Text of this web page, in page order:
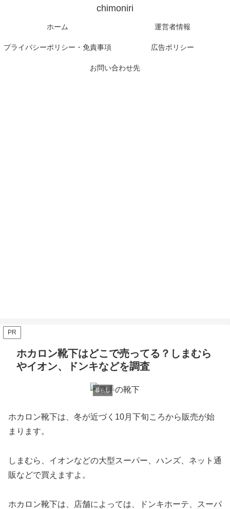
chimoniri
ホーム 運営者情報
プライバシーポリシー・免責事項 広告ポリシー
お問い合わせ先
PR
ホカロン靴下はどこで売ってる？しまむら
やイオン、ドンキなどを調査
暮らし
ホカロン靴下は、 冬が近づく10月下旬ころから販売が始
まります。
しまむら、イオンなどの大型スーパー、ハンズ、ネット通
販などで買えますよ。
ホカロン靴下は、
店舗によっては、ドンキホーテ、スーパ